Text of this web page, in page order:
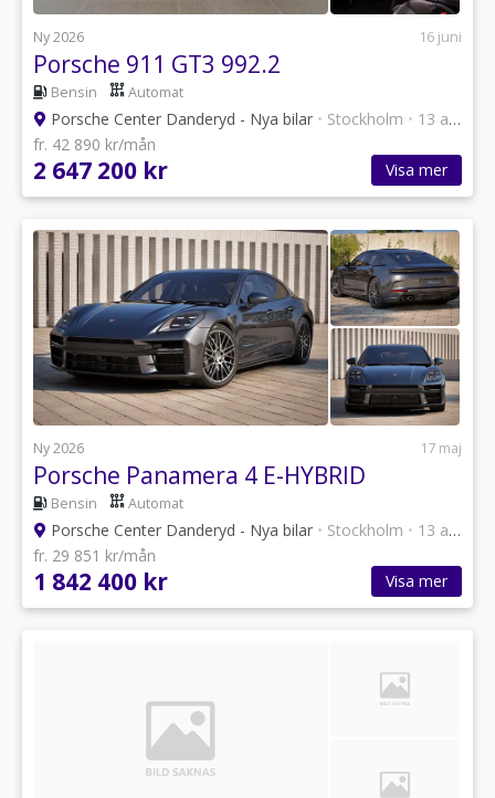
Ny 2026 16 juni
Porsche 911 GT3 992.2
Bensin Automat
Porsche Center Danderyd - Nya bilar • Stockholm • 13 annonser
fr. 42 890 kr/mån
2 647 200 kr Visa mer
Ny 2026 17 maj
Porsche Panamera 4 E-HYBRID
Bensin Automat
Porsche Center Danderyd - Nya bilar • Stockholm • 13 annonser
fr. 29 851 kr/mån
1 842 400 kr Visa mer